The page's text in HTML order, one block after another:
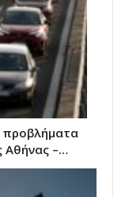
προβλήματα
Αθήνας –…